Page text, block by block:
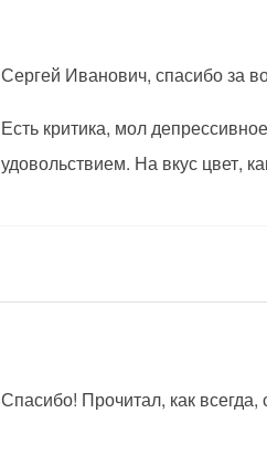
Сергей Иванович, спасибо за
Есть критика, мол
удовольствием. На вкус цвет,
Спасибо! Прочитал, как